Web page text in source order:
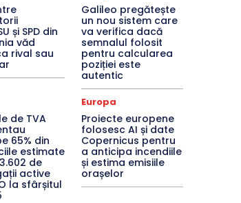
și SPD din
văd
rival sau
Galileo pregătește
un nou sistem care
va verifica dacă
semnalul folosit
pentru calcularea
poziției este
autentic
de TVA
65% din
estimate
de
active
la sfârșitul
Europa
Proiecte europene
folosesc AI și date
Copernicus pentru
a anticipa incendiile
și estima emisiile
orașelor